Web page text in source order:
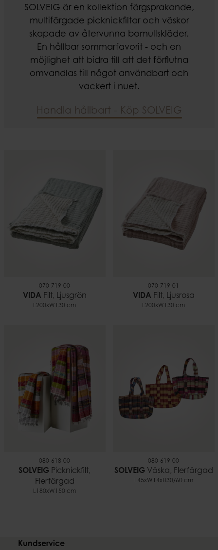
SOLVEIG är en kollektion färgsprakande,
multifärgade picknickfiltar och väskor
skapade av återvunna bomullskläder.
En hållbar sommarfavorit - och en
möjlighet att bidra till att det förflutna
omvandlas till något användbart och
vackert i nuet.
Handla hållbart - Köp SOLVEIG
070-719-00
VIDA Filt, Ljusgrön
L200xW130 cm
070-719-01
VIDA Filt, Ljusrosa
L200xW130 cm
080-618-00
SOLVEIG Picknickfilt,
Flerfärgad
L180xW150 cm
080-619-00
SOLVEIGVäska, Flerfärgad
L45xW14xH30/60 cm
Kundservice